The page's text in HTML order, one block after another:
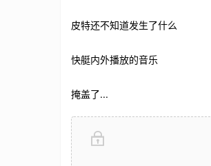
皮特还不知道发生了什么
快艇内外播放的音乐
掩盖了...